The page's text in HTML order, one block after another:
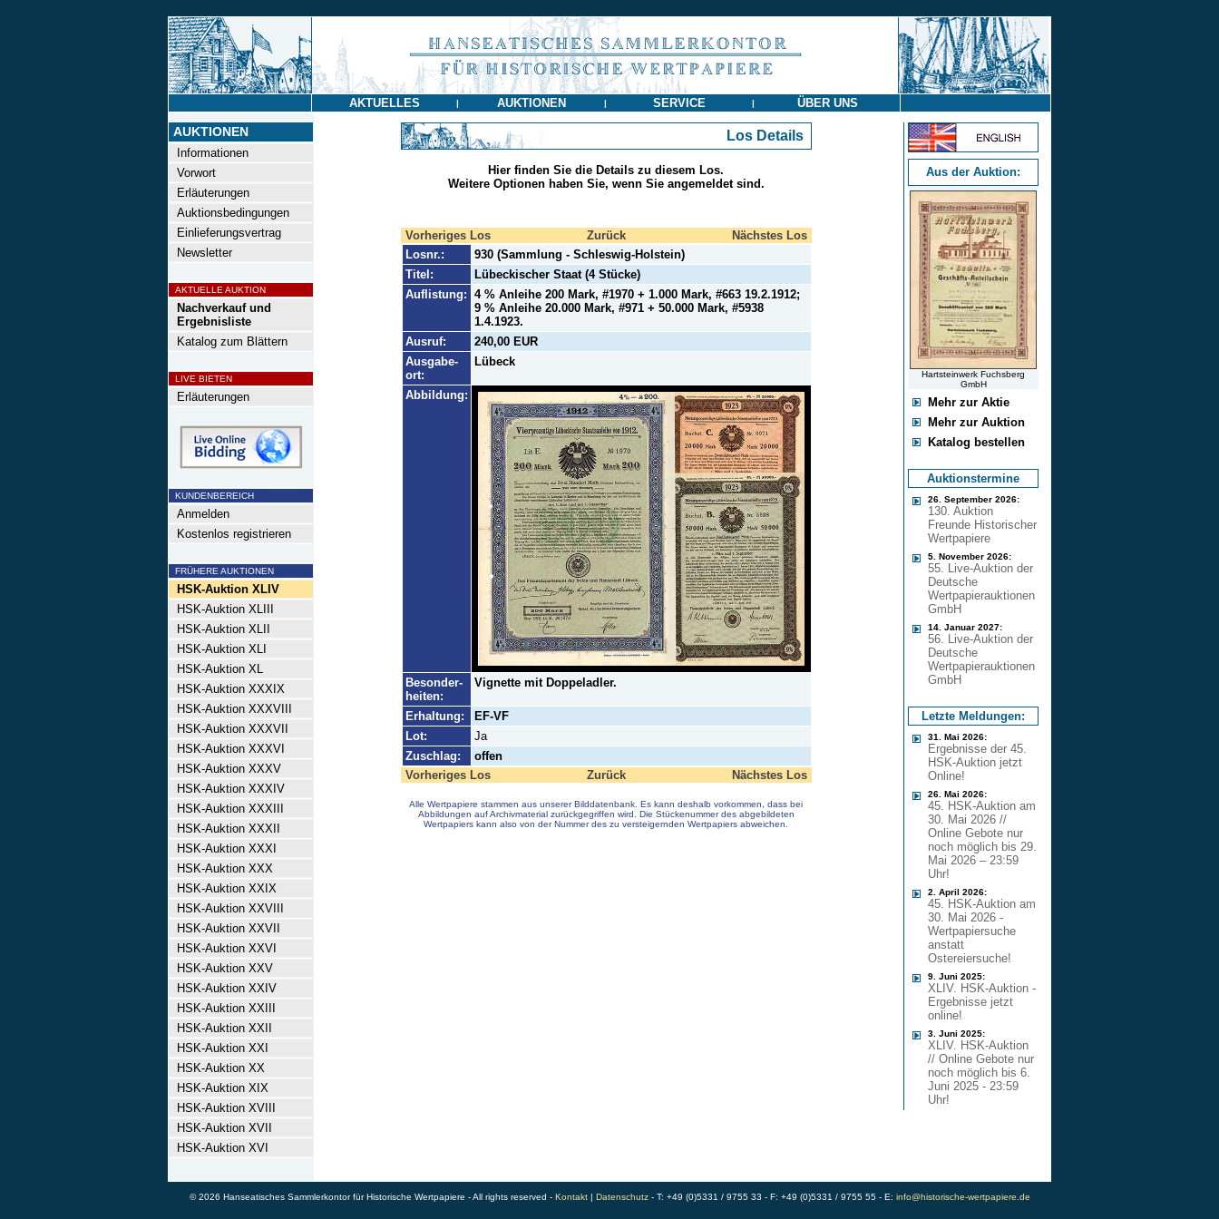
AKTUELLES | AUKTIONEN | SERVICE | ÜBER UNS
AUKTIONEN
Informationen
Vorwort
Erläuterungen
Auktionsbedingungen
Einlieferungsvertrag
Newsletter
AKTUELLE AUKTION
Nachverkauf und
Ergebnisliste
Katalog zum Blättern
LIVE BIETEN
Erläuterungen
KUNDENBEREICH
Anmelden
Kostenlos registrieren
FRÜHERE AUKTIONEN
HSK-Auktion XLIV
HSK-Auktion XLIII
HSK-Auktion XLII
HSK-Auktion XLI
HSK-Auktion XL
HSK-Auktion XXXIX
HSK-Auktion XXXVIII
HSK-Auktion XXXVII
HSK-Auktion XXXVI
HSK-Auktion XXXV
HSK-Auktion XXXIV
HSK-Auktion XXXIII
HSK-Auktion XXXII
HSK-Auktion XXXI
HSK-Auktion XXX
HSK-Auktion XXIX
HSK-Auktion XXVIII
HSK-Auktion XXVII
HSK-Auktion XXVI
HSK-Auktion XXV
HSK-Auktion XXIV
HSK-Auktion XXIII
HSK-Auktion XXII
HSK-Auktion XXI
HSK-Auktion XX
HSK-Auktion XIX
HSK-Auktion XVIII
HSK-Auktion XVII
HSK-Auktion XVI
Los Details
Hier finden Sie die Details zu diesem Los.
Weitere Optionen haben Sie, wenn Sie angemeldet sind.
Vorheriges Los Zurück
Nächstes Los
Losnr.:
930 (Sammlung - Schleswig-Holstein)
Titel:
Lübeckischer Staat (4 Stücke)
Auflistung: 4 % Anleihe 200 Mark, #1970 + 1.000 Mark, #663 19.2.1912;
9 % Anleihe 20.000 Mark, #971 + 50.000 Mark, #5938
1.4.1923.
Ausruf:
240,00 EUR
Ausgabe-
ort:
Lübeck
Abbildung:
Besonder-
heiten:
Vignette mit Doppeladler.
Erhaltung:
EF-VF
Lot:
Ja
Zuschlag:
offen
Vorheriges Los
Zurück Nächstes Los
Alle Wertpapiere stammen aus unserer Bilddatenbank. Es kann deshalb vorkommen, dass bei
Abbildungen auf Archivmaterial zurückgegriffen wird. Die Stückenummer des abgebildeten
Wertpapiers kann also von der Nummer des zu versteigernden Wertpapiers abweichen.
Aus der Auktion:
Hartsteinwerk Fuchsberg
GmbH
Mehr zur Aktie
Mehr zur Auktion
Katalog bestellen
Auktionstermine
26. September 2026:
130. Auktion
Freunde Historischer
Wertpapiere
5. November 2026:
55. Live-Auktion der
Deutsche
Wertpapierauktionen
GmbH
14. Januar 2027:
56. Live-Auktion der
Deutsche
Wertpapierauktionen
GmbH
Letzte Meldungen:
31. Mai 2026:
Ergebnisse der 45.
HSK-Auktion jetzt
Online!
26. Mai 2026:
45. HSK-Auktion am
30. Mai 2026 //
Online Gebote nur
noch möglich bis 29.
Mai 2026 – 23:59
Uhr!
2. April 2026:
45. HSK-Auktion am
30. Mai 2026 -
Wertpapiersuche
anstatt
Ostereiersuche!
9. Juni 2025:
XLIV. HSK-Auktion -
Ergebnisse jetzt
online!
3. Juni 2025:
XLIV. HSK-Auktion
// Online Gebote nur
noch möglich bis 6.
Juni 2025 - 23:59
Uhr!
© 2026 Hanseatisches Sammlerkontor für Historische Wertpapiere - All rights reserved - Kontakt| Datenschutz- T: +49 (0)5331 / 9755 33 - F: +49 (0)5331 / 9755 55 - E: info@historische-wertpapiere.de